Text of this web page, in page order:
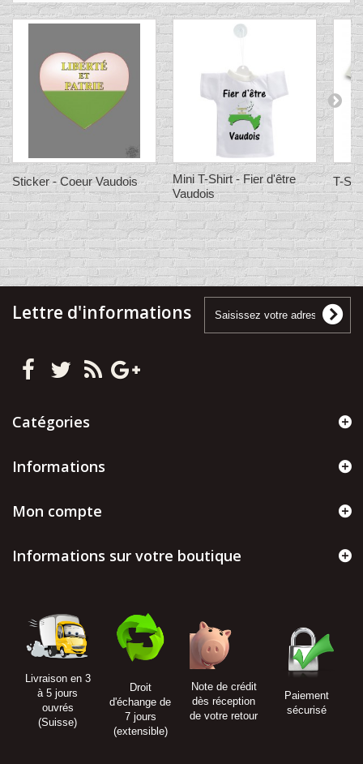
Sticker - Coeur Vaudois
Mini T-Shirt - Fier d'être
Vaudois
T-
Lettre d'informations
Catégories
Informations
Mon compte
Informations sur votre boutique
Livraison en 3
à 5 jours
ouvrés
(Suisse)
Droit
d'échange de
7 jours
(extensible)
Note de crédit
dès réception
de votre retour
Paiement
sécurisé